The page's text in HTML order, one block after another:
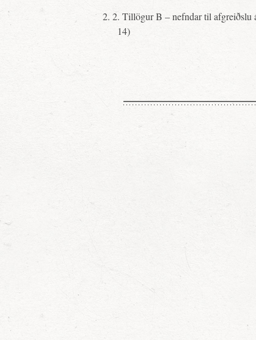
2. 2. Tillögur B – nefndar til afgreiðslu
14)